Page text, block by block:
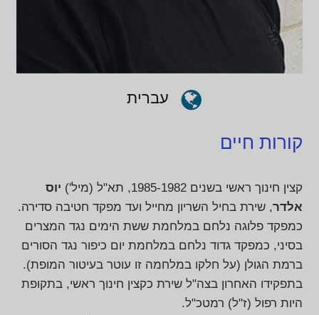
עברית
קורות חיים
קצין חינוך ראשי בשנים 1985-1982, תא"ל (מיל')
יוס
אלדר, שירת בחיל השריון מחייל ועד מפקד חטיבה סדירה.
כמפקד פלוגה נלחם במלחמת ששת הימים נגד המצרים
בסיני, כמפקד גדוד נלחם במלחמת יום כיפור נגד הסורים
ברמת הגולן (על חלקו במלחמה זו עוטר בעיטור המופת).
בתפקידו האחרון בצה"ל שירת כקצין חינוך ראשי, בתקופת
היות רפול (ז"ל) רמטכ"ל.